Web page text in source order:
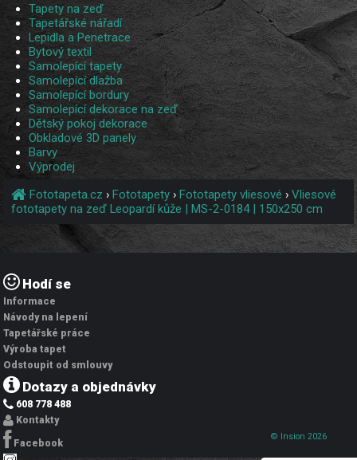
Tapety na zeď
Tapetářské nářadí
Lepidla a Penetrace
Bytový textil
Samolepící tapety
Samolepící dlažba
Samolepící bordury
Samolepící dekorace na zeď
Dětský pokoj dekorace
Obkladové 3D panely
Barvy
Výprodej
Fototapeta.cz ›Fototapety ›Fototapety vliesové ›Vliesové
fototapety na zeď Leopardí kůže | MS-2-0184 | 150x250 cm
Hodí se
Informace
Návody na lepení
Tapetářské práce
Výroba tapet
Odstoupit od smlouvy
Dotazy a objednávky
608 778 488
Kontakty
Facebook
© Insion 2026